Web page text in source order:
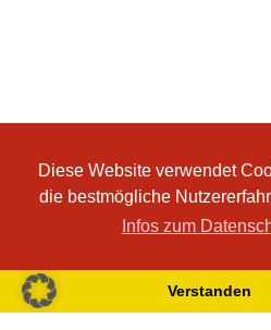
Diese Website verwendet
die bestmögliche
Infos zum
Verstanden